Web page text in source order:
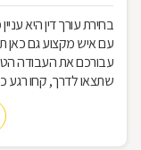
בחירת עורך דין היא
עם איש מקצוע גם כאן
עבורכם את העבודה
שתצאו לדרך, קחו רגע
בעריכת דין ומה הידע